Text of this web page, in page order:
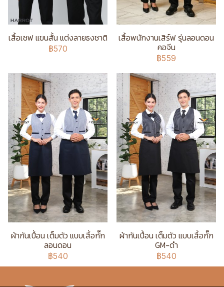
เสื้อเชฟ แขนสั้น แต่งลายธงชาติ
฿570
เสื้อพนักงานเสิร์ฟ รุ่นลอนดอน
คอจีน
฿559
ผ้ากันเปื้อน เต็มตัว แบบเสื้อกั๊ก
ลอนดอน
฿540
ผ้ากันเปื้อน เต็มตัว แบบเสื้อกั๊ก
GM-ดำ
฿540